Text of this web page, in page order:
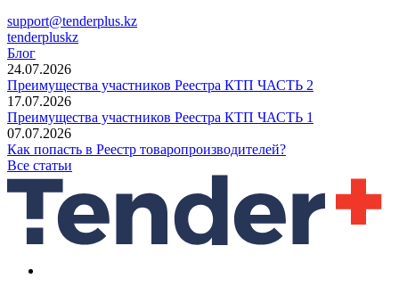
support@tenderplus.kz
tenderpluskz
Блог
24.07.2026
Преимущества участников Реестра КТП ЧАСТЬ 2
17.07.2026
Преимущества участников Реестра КТП ЧАСТЬ 1
07.07.2026
Как попасть в Реестр товаропроизводителей?
Все статьи